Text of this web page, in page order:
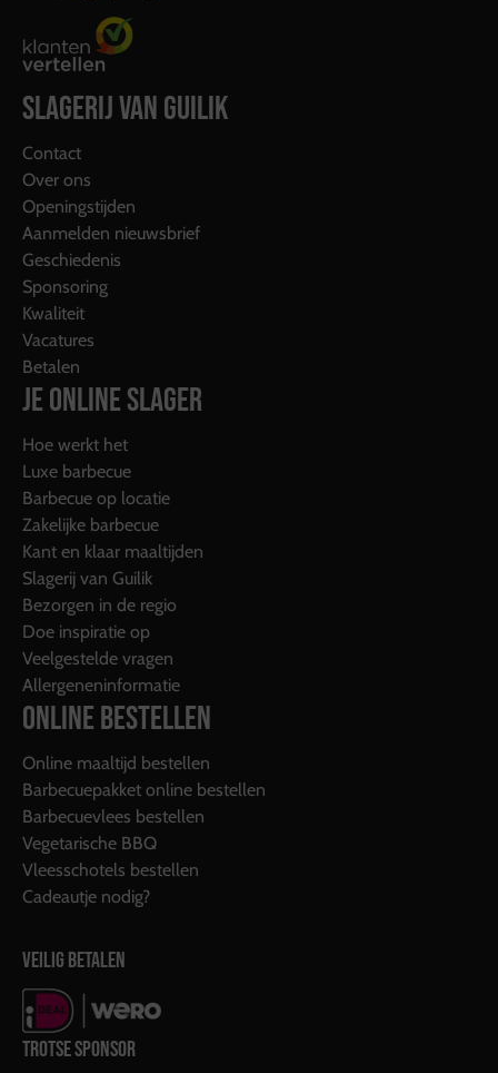
SLAGERIJ VAN GUILIK
Contact
Over ons
Openingstijden
Aanmelden nieuwsbrief
Geschiedenis
Sponsoring
Kwaliteit
Vacatures
Betalen
JE ONLINE SLAGER
Hoe werkt het
Luxe barbecue
Barbecue op locatie
Zakelijke barbecue
Kant en klaar maaltijden
Slagerij van Guilik
Bezorgen in de regio
Doe inspiratie op
Veelgestelde vragen
Allergeneninformatie
ONLINE BESTELLEN
Online maaltijd bestellen
Barbecuepakket online bestellen
Barbecuevlees bestellen
Vegetarische BBQ
Vleesschotels bestellen
Cadeautje nodig?
VEILIG BETALEN
TROTSE SPONSOR